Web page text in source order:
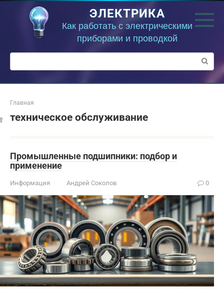
ЭЛЕКТРИКА
Как работать с электрическими
приборами и проводкой
Поиск:
Главная
техническое обслуживание
Промышленные подшипники: подбор и
применение
Информация Андрей Соколов 0